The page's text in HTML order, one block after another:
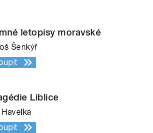
letopisy moravské
Šenkýř
Liblice